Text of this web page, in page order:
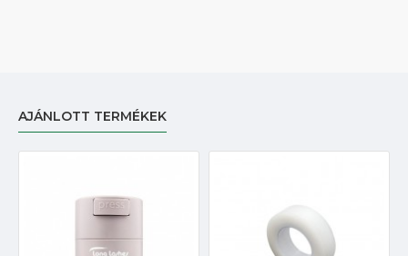
AJÁNLOTT TERMÉKEK